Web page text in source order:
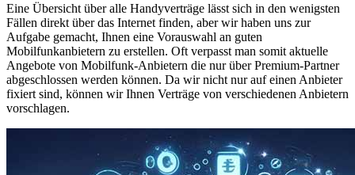
Eine Übersicht über alle Handyverträge lässt sich in den wenigsten
Fällen direkt über das Internet finden, aber wir haben uns zur
Aufgabe gemacht, Ihnen eine Vorauswahl an guten
Mobilfunkanbietern zu erstellen. Oft verpasst man somit aktuelle
Angebote von Mobilfunk-Anbietern die nur über Premium-Partner
abgeschlossen werden können. Da wir nicht nur auf einen Anbieter
fixiert sind, können wir Ihnen Verträge von verschiedenen Anbietern
vorschlagen.